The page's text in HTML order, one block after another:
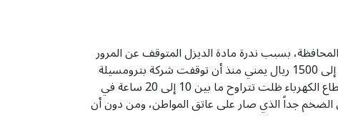
بسبب ندرة مادة الديزل المتوقف عن المرور
نتيجة تقطعات حلف القبائل مما أدى إلى زيادة سعر الديزل في السوق المحلية، حيث تراوح سعر اللتر ما بين 1450 إلى 1500 ريال يمني منذ أن توقفت شركة بترومسيلة
عن التوريد، مما جعل جميع أسعار الخضراوات والفواكه تقفز قفزة جنونية في سعر البيع، بالإضافة إلى أن ساعات انقطاع الكهرباء ظلت تتراوح ما بين 10 إلى 20 ساعة في
الضخم جداً الذي صار على عاتق المواطن، ومن دون أن